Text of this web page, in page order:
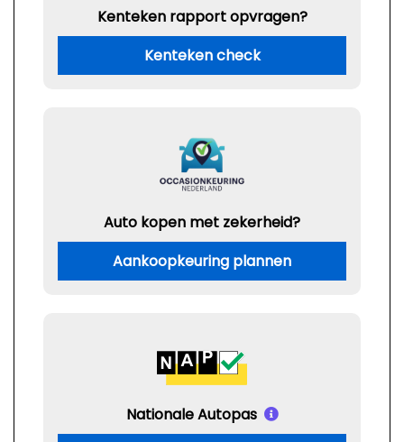
Kenteken rapport opvragen?
Kenteken check
Auto kopen met zekerheid?
Aankoopkeuring plannen
Nationale Autopas